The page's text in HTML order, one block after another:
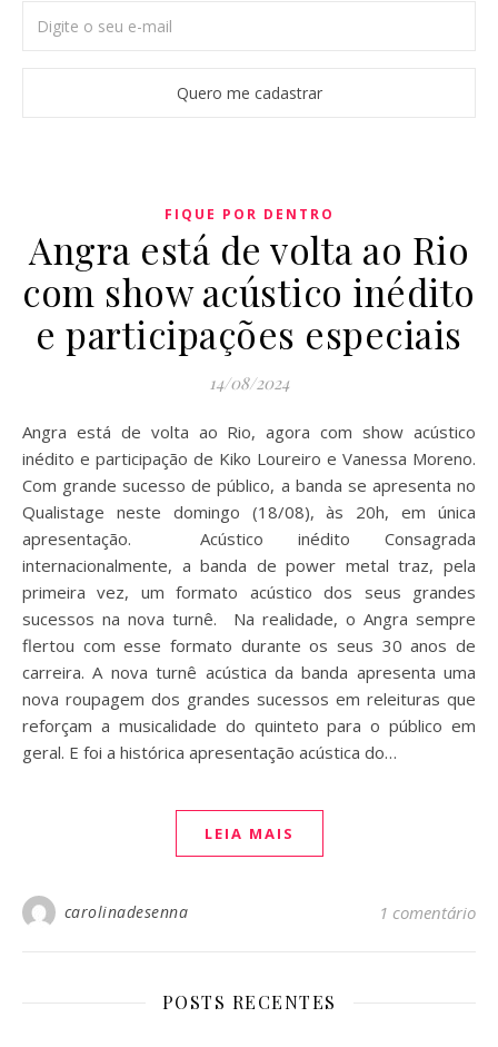
FIQUE POR DENTRO
Angra está de volta ao Rio
com show acústico inédito
e participações especiais
14/08/2024
Angra está de volta ao Rio, agora com show acústico
inédito e participação de Kiko Loureiro e Vanessa Moreno.
Com grande sucesso de público, a banda se apresenta no
Qualistage neste domingo (18/08), às 20h, em única
apresentação. Acústico inédito Consagrada
internacionalmente, a banda de power metal traz, pela
primeira vez, um formato acústico dos seus grandes
sucessos na nova turnê. Na realidade, o Angra sempre
flertou com esse formato durante os seus 30 anos de
carreira. A nova turnê acústica da banda apresenta uma
nova roupagem dos grandes sucessos em releituras que
reforçam a musicalidade do quinteto para o público em
geral. E foi a histórica apresentação acústica do…
LEIA MAIS
carolinadesenna 1 comentário
POSTS RECENTES